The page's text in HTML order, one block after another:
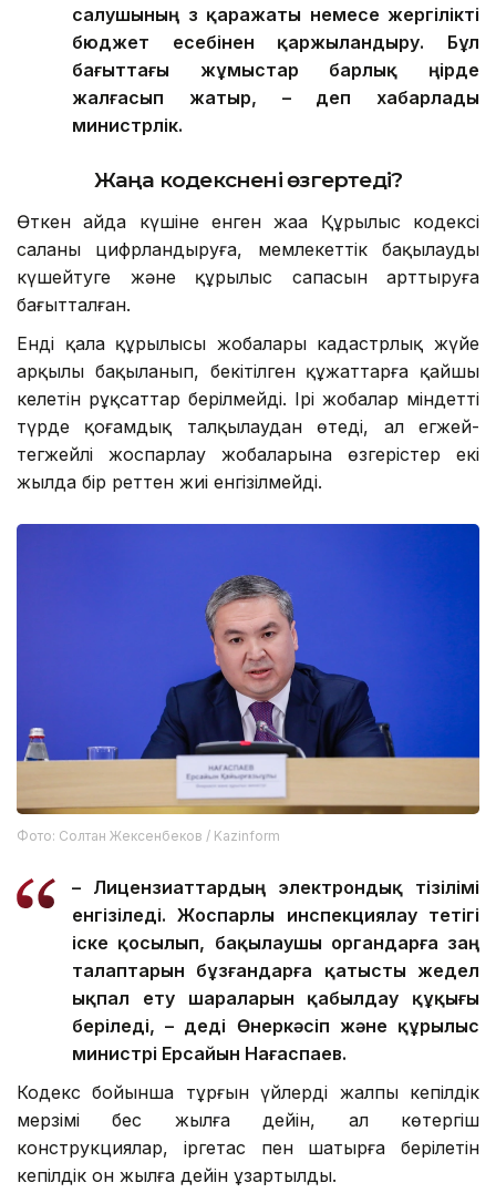
салушының өз қаражаты немесе жергілікті
бюджет есебінен қаржыландыру. Бұл
бағыттағы жұмыстар барлық өңірде
жалғасып жатыр, – деп хабарлады
министрлік.
Жаңа кодекснені өзгертеді?
Өткен айда күшіне енген жаңа Құрылыс кодексі
саланы цифрландыруға, мемлекеттік бақылауды
күшейтуге және құрылыс сапасын арттыруға
бағытталған.
Енді қала құрылысы жобалары кадастрлық жүйе
арқылы бақыланып, бекітілген құжаттарға қайшы
келетін рұқсаттар берілмейді. Ірі жобалар міндетті
түрде қоғамдық талқылаудан өтеді, ал егжей-
тегжейлі жоспарлау жобаларына өзгерістер екі
жылда бір реттен жиі енгізілмейді.
Фото: Солтан Жексенбеков / Kazinform
– Лицензиаттардың электрондық тізілімі
енгізіледі. Жоспарлы инспекциялау тетігі
іске қосылып, бақылаушы органдарға заң
талаптарын бұзғандарға қатысты жедел
ықпал ету шараларын қабылдау құқығы
беріледі, – деді Өнеркәсіп және құрылыс
министрі Ерсайын Нағаспаев.
Кодекс бойынша тұрғын үйлердің жалпы кепілдік
мерзімі бес жылға дейін, ал көтергіш
конструкциялар, іргетас пен шатырға берілетін
кепілдік он жылға дейін ұзартылды.